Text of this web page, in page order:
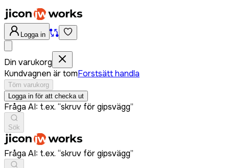
Logga in
Din varukorg
Kundvagnen är tomForstsätt handla
Töm varukorg
Logga in för att checka ut
Fråga AI: t.ex. “skruv för gipsvägg”
Sök
Fråga AI: t.ex. “skruv för gipsvägg”